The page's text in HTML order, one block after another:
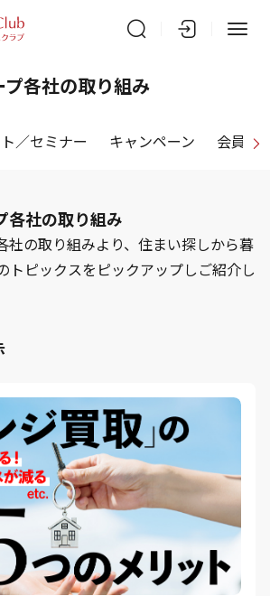
各社の取り組み
／セミナー キャンペーン 会員特
各社の取り組み
社の取り組みより、住まい探しから暮
トピックスをピックアップしご紹介し